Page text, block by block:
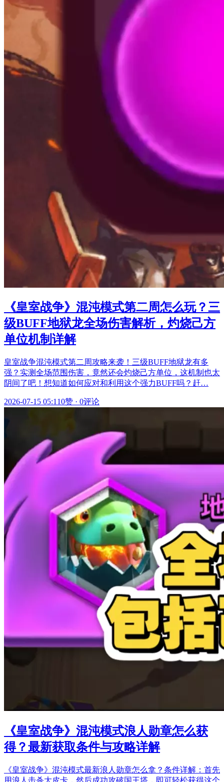
《皇室战争》混沌模式第二周怎么玩？三
级BUFF地狱龙全场伤害解析，灼烧己方
单位机制详解
皇室战争混沌模式第二周攻略来袭！三级BUFF地狱龙有多
强？实测全场范围伤害，竟然还会灼烧己方单位，这机制也太
阴间了吧！想知道如何应对和利用这个强力BUFF吗？赶…
2026-07-15 05:110赞 · 0评论
《皇室战争》混沌模式浪人勋章怎么获
得？最新获取条件与攻略详解
《皇室战争》混沌模式最新浪人勋章怎么拿？条件详解：首先